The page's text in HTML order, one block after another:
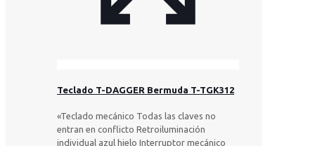
Teclado T-DAGGER Bermuda T-TGK312
«Teclado mecánico Todas las claves no
entran en conflicto Retroiluminación
individual azul hielo Interruptor mecánico